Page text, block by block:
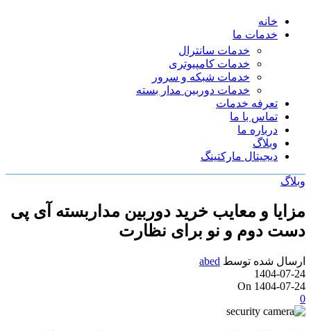
خانه
خدمات ما
خدمات سانترال
خدمات کامپیوتری
خدمات شبکه و سرور
خدمات دوربین مدار بسته
تعرفه خدمات
تماس با ما
درباره ما
وبلاگ
دیجیتال مارکتینگ
وبلاگ
مزایا و معایب خرید دوربین مداربسته آی پی
دست دوم و نو برای نظارت
ارسال شده توسط abed
1404-07-24
On 1404-07-24
0